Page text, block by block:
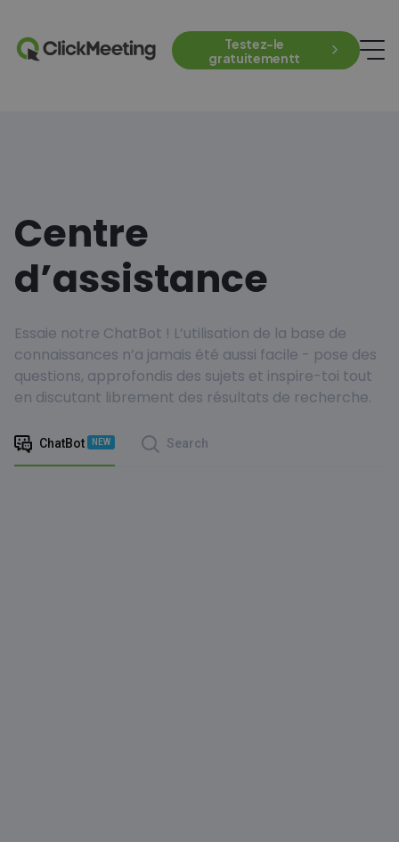
Testez-le
gratuitementt
Centre
d’assistance
Essaie notre ChatBot ! L’utilisation de la base de
connaissances n’a jamais été aussi facile - pose des
questions, approfondis des sujets et inspire-toi tout
en discutant librement des résultats de recherche.
ChatBot NEW Search